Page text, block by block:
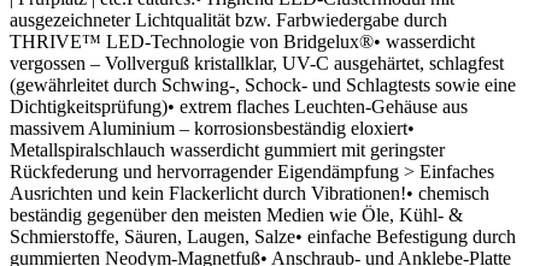
ausgezeichneter Lichtqualität bzw. Farbwiedergabe durch
THRIVE™ LED-Technologie von Bridgelux®• wasserdicht
vergossen – Vollverguß kristallklar, UV-C ausgehärtet, schlagfest
(gewährleitet durch Schwing-, Schock- und Schlagtests sowie eine
Dichtigkeitsprüfung)• extrem flaches Leuchten-Gehäuse aus
massivem Aluminium – korrosionsbeständig eloxiert•
Metallspiralschlauch wasserdicht gummiert mit geringster
Rückfederung und hervorragender Eigendämpfung > Einfaches
Ausrichten und kein Flackerlicht durch Vibrationen!• chemisch
beständig gegenüber den meisten Medien wie Öle, Kühl- &
Schmierstoffe, Säuren, Laugen, Salze• einfache Befestigung durch
gummierten Neodym-Magnetfuß• Anschraub- und Anklebe-Platte